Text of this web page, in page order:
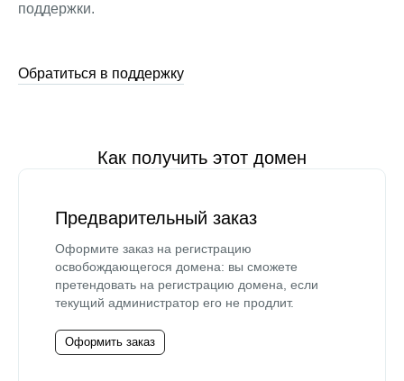
поддержки.
Обратиться в поддержку
Как получить этот домен
Предварительный заказ
Оформите заказ на регистрацию
освобождающегося домена: вы сможете
претендовать на регистрацию домена, если
текущий администратор его не продлит.
Оформить заказ